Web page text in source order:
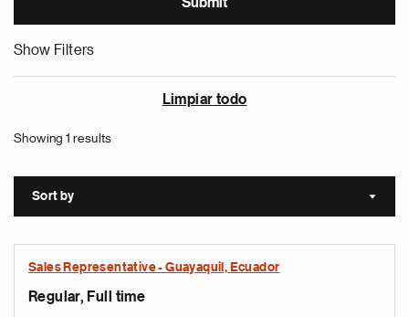
Show Filters
Limpiar todo
Showing 1 results
Sort by Sort
Sales Representative - Guayaquil, Ecuador
Regular, Full time